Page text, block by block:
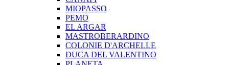
MIOPASSO
PEMO
EL ARGAR
MASTROBERARDINO
COLONIE D'ARCHELLE
DUCA DEL VALENTINO